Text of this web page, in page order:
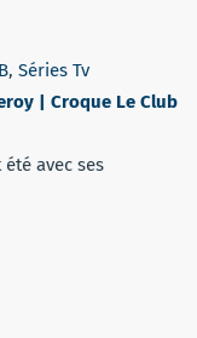
, Séries Tv
| Croque Le Club
avec ses